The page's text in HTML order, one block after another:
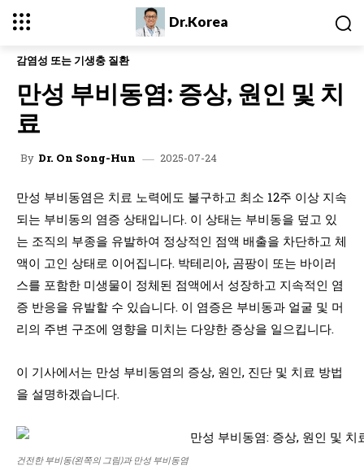
Dr.Korea
감염성 또는 기생충 질환
만성 부비동염: 증상, 원인 및 치
료
By Dr. On Song-Hun 2025-07-24
만성 부비동염은 치료 노력에도 불구하고 최소 12주 이상 지속
되는 부비동의 염증 상태입니다. 이 상태는 부비동을 덮고 있
는 조직의 부종을 유발하여 정상적인 점액 배출을 차단하고 체
액이 고인 상태로 이어집니다. 박테리아, 곰팡이 또는 바이러
스를 포함한 미생물이 정체된 점액에서 성장하고 지속적인 염
증 반응을 유발할 수 있습니다. 이 염증은 부비동과 얼굴 및 머
리의 주변 구조에 영향을 미치는 다양한 증상을 일으킵니다.
이 기사에서는 만성 부비동염의 증상, 원인, 진단 및 치료 방법
을 설명하겠습니다.
건전한 부비동(왼쪽의 그림)과 만성 부비동염